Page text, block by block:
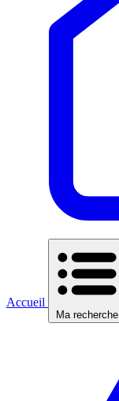
Accueil
Ma recherche